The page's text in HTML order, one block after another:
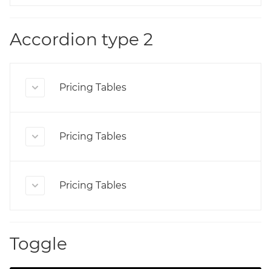
Accordion type 2
Pricing Tables
Pricing Tables
Pricing Tables
Toggle